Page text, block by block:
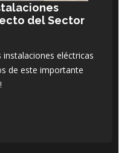
del Sector
instalaciones eléctricas
de este importante